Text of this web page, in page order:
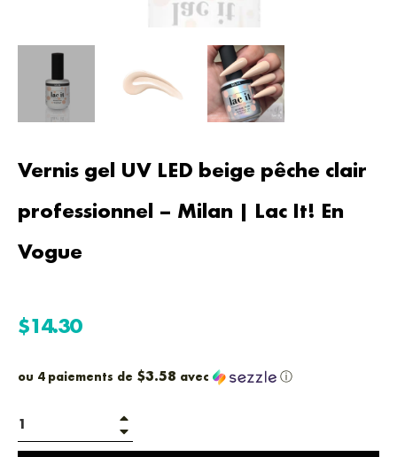
Vernis gel UV LED beige pêche clair
professionnel – Milan | Lac It! En
Vogue
Prix
régulier
$14.30
ou 4 paiements de $3.58 avec ⓘ